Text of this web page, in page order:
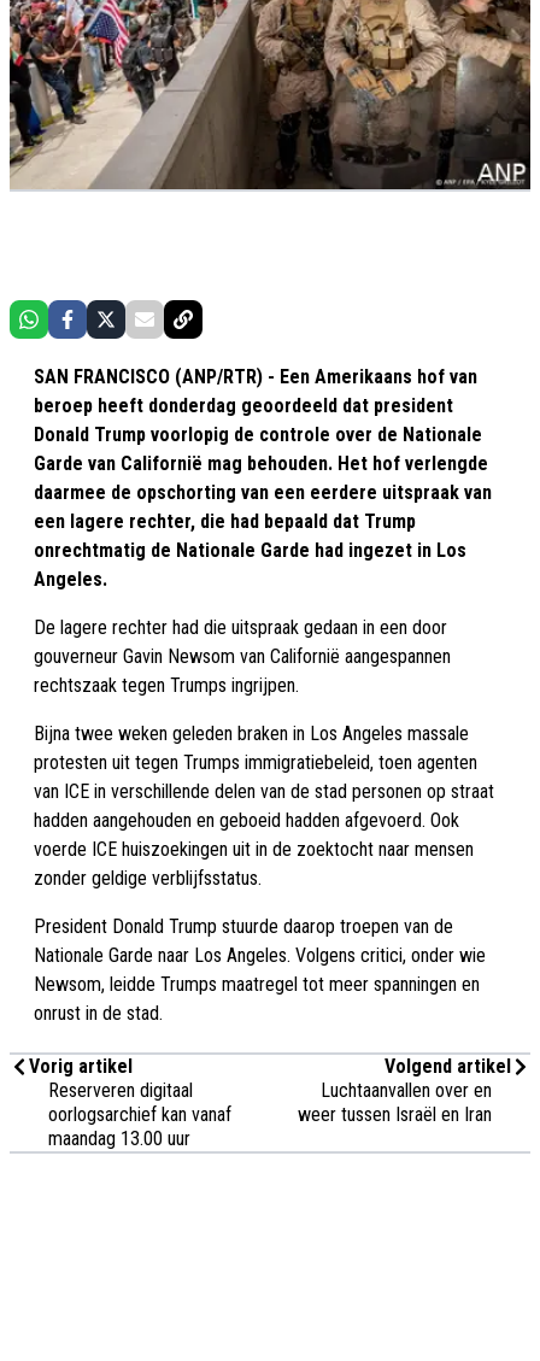
SAN FRANCISCO (ANP/RTR) - Een Amerikaans hof van
beroep heeft donderdag geoordeeld dat president
Donald Trump voorlopig de controle over de Nationale
Garde van Californië mag behouden. Het hof verlengde
daarmee de opschorting van een eerdere uitspraak van
een lagere rechter, die had bepaald dat Trump
onrechtmatig de Nationale Garde had ingezet in Los
Angeles.
De lagere rechter had die uitspraak gedaan in een door
gouverneur Gavin Newsom van Californië aangespannen
rechtszaak tegen Trumps ingrijpen.
Bijna twee weken geleden braken in Los Angeles massale
protesten uit tegen Trumps immigratiebeleid, toen agenten
van ICE in verschillende delen van de stad personen op straat
hadden aangehouden en geboeid hadden afgevoerd. Ook
voerde ICE huiszoekingen uit in de zoektocht naar mensen
zonder geldige verblijfsstatus.
President Donald Trump stuurde daarop troepen van de
Nationale Garde naar Los Angeles. Volgens critici, onder wie
Newsom, leidde Trumps maatregel tot meer spanningen en
onrust in de stad.
Vorig artikel
Reserveren digitaal
oorlogsarchief kan vanaf
maandag 13.00 uur
Volgend artikel
Luchtaanvallen over en
weer tussen Israël en Iran